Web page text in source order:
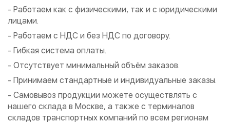
- Работаем как с физическими, так и с юридическими
лицами.
- Работаем с НДС и без НДС по договору.
- Гибкая система оплаты.
- Отсутствует минимальный объём заказов.
- Принимаем стандартные и индивидуальные заказы.
- Самовывоз продукции можете осуществлять с
нашего склада в Москве, а также с терминалов
складов транспортных компаний по всем регионам